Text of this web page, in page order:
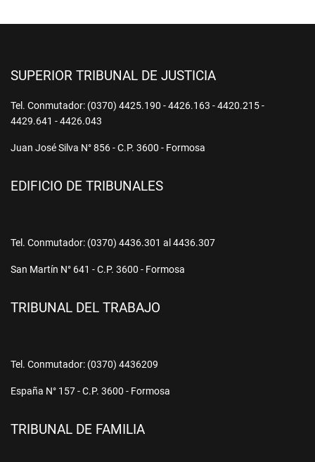
SUPERIOR TRIBUNAL DE JUSTICIA
Tel. Conmutador: (0370) 4425.190 - 4426.163 - 4420.215 -
4429.641 - 4426.043
Juan José Silva N° 856 - C.P. 3600 - Formosa
EDIFICIO DE TRIBUNALES
Tel. Conmutador: (0370) 4436.301 al 4436.307
San Martín N° 641 - C.P. 3600 - Formosa
TRIBUNAL DEL TRABAJO
Tel. Conmutador: (0370) 4436209
España N° 157 - C.P. 3600 - Formosa
TRIBUNAL DE FAMILIA